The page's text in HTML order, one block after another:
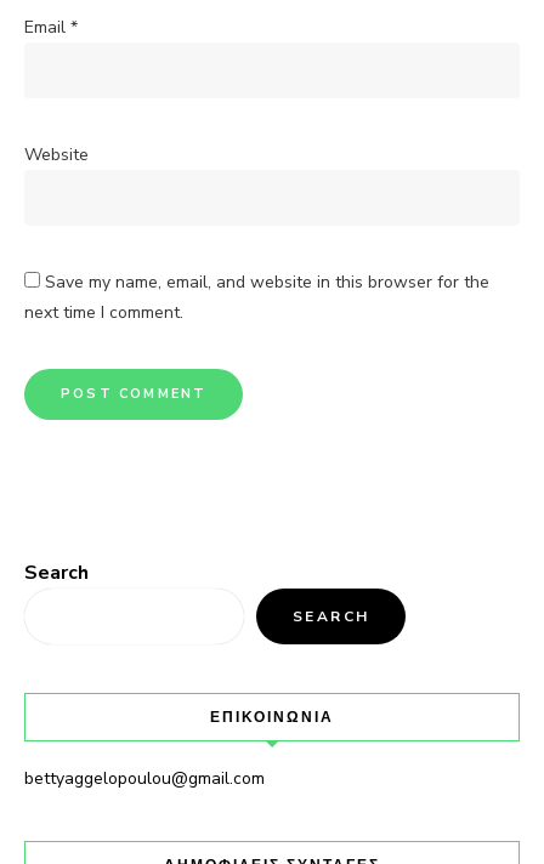
Email *
Website
Save my name, email, and website in this browser for the
next time I comment.
Search
SEARCH
ΕΠΙΚΟΙΝΩΝΙΑ
bettyaggelopoulou@gmail.com